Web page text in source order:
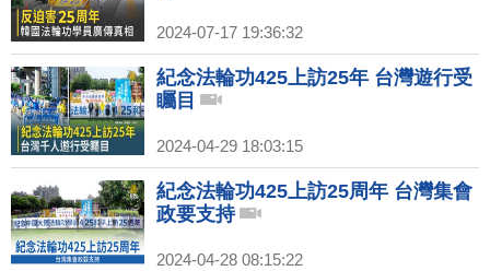
2024-07-17 19:36:32
紀念法輪功425上訪25年 台灣遊行受
矚目
2024-04-29 18:03:15
紀念法輪功425上訪25周年 台灣集會
政要支持
2024-04-28 08:15:22